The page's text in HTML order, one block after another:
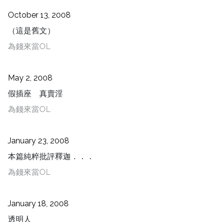
October 13, 2008
（這是舊文）
為錢來當OL
May 2, 2008
假插座 真賣淫
為錢來當OL
January 23, 2008
本篇純粹批評釋迦．．．
為錢來當OL
January 18, 2008
透明人